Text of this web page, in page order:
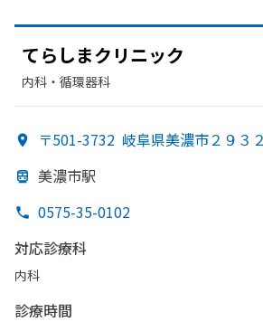
てらしまクリニック
内科・​循環器科
〒501-3732 岐阜県美濃市２９３
美濃市駅
0575-35-0102
対応診療科
内科
診療時間